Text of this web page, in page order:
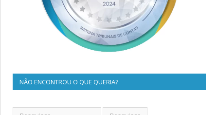
NÃO ENCONTROU O QUE QUERIA?